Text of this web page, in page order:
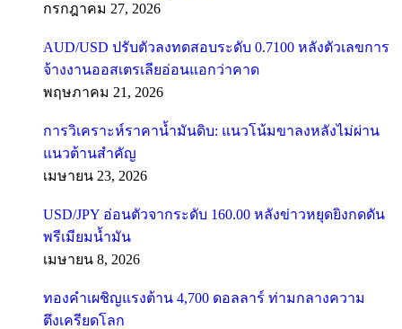
กรกฎาคม 27, 2026
AUD/USD ปรับตัวลงทดสอบระดับ 0.7100 หลังตัวเลขการ
จ้างงานออสเตรเลียอ่อนแอกว่าคาด
พฤษภาคม 21, 2026
การวิเคราะห์ราคาน้ำมันดิบ: แนวโน้มขาลงหลังไม่ผ่าน
แนวต้านสำคัญ
เมษายน 23, 2026
USD/JPY อ่อนตัวจากระดับ 160.00 หลังข่าวหยุดยิงกดดัน
พรีเมียมน้ำมัน
เมษายน 8, 2026
ทองคำเผชิญแรงต้าน 4,700 ดอลลาร์ ท่ามกลางความ
ตึงเครียดโลก